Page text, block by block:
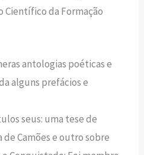
Científico da Formação
antologias poéticas e
alguns prefácios e
seus: uma tese de
Camões e outro sobre